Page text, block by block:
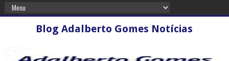
Blog Adalberto Gomes Notícias